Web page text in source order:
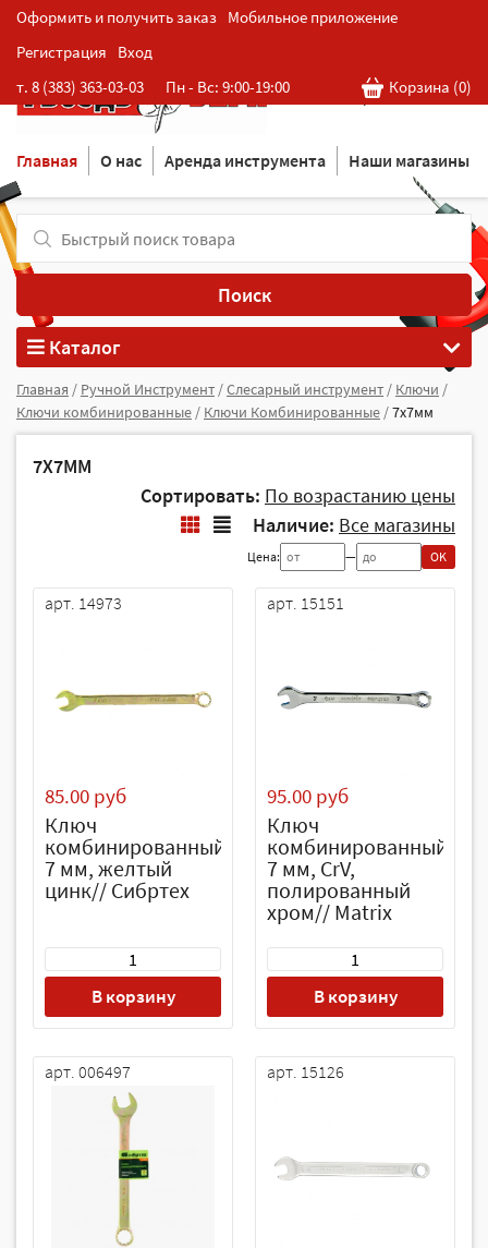
Оформить и получить заказ Мобильное приложение
Регистрация
Вход
т. 8 (383) 363-03-03
Пн - Вс: 9:00-19:00 Корзина (0)
Розничная cеть магазинов
в Новосибирске
Главная О нас Аренда инструмента Наши магазины
Поиск
Каталог
Главная / Ручной Инструмент /Слесарный инструмент / Ключи /
Ключи комбинированные / Ключи Комбинированные /7х7мм
7Х7ММ
Сортировать: По возрастанию цены
Наличие: Все магазины
Цена: — OK
арт. 14973
85.00 руб
Ключ
комбинированный,
7 мм, желтый
цинк// Сибртех
В корзину
арт. 15151
95.00 руб
Ключ
комбинированный,
7 мм, CrV,
полированный
хром// Matrix
В корзину
арт. 006497 арт. 15126